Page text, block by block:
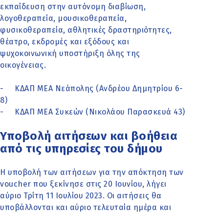
εκπαίδευση στην αυτόνομη διαβίωση,
λογοθεραπεία, μουσικοθεραπεία,
φυσικοθεραπεία, αθλητικές δραστηριότητες,
θέατρο, εκδρομές και εξόδους και
ψυχοκοινωνική υποστήριξη όλης της
οικογένειας.
- ΚΔΑΠ ΜΕΑ Νεάπολης (Ανδρέου Δημητρίου 6-
8)
- ΚΔΑΠ ΜΕΑ Συκεών (Νικολάου Παρασκευά 43)
Υποβολή αιτήσεων και βοήθεια
από τις υπηρεσίες του δήμου
Η υποβολή των αιτήσεων για την απόκτηση των
voucher που ξεκίνησε στις 20 Ιουνίου, λήγει
αύριο Τρίτη 11 Ιουλίου 2023. Οι αιτήσεις θα
υποβάλλονται και αύριο τελευταία ημέρα και